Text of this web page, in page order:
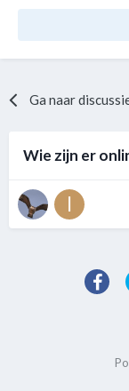
Ga naar
Wie zijn er